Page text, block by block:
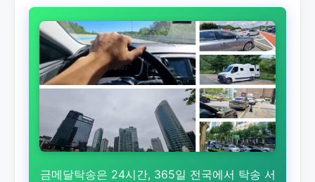
금메달탁송은 24시간, 365일 전국에서 탁송 서